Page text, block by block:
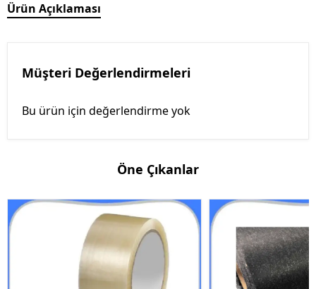
Ürün Açıklaması
Müşteri Değerlendirmeleri
Bu ürün için değerlendirme yok
Öne Çıkanlar